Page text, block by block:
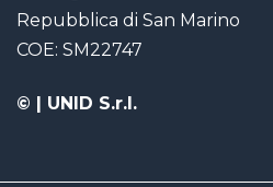
Repubblica di San Marino
COE: SM22747
© | UNID S.r.l.